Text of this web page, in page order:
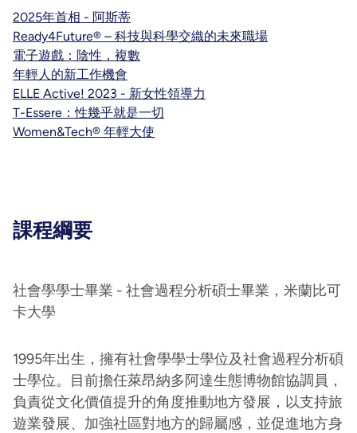
2025年首相 - 阿斯蒂
Ready4Future® – 科技與科學交織的未來職場
電子遊戲：陰性，複數
年輕人的新工作機會
ELLE Active! 2023 - 新女性領導力
T-Essere：性幾乎就是一切
Women&Tech® 年輕大使
課程綱要
社會學學士畢業 - 社會過程分析碩士畢業，米蘭比可
卡大學
1995年出生，擁有社會學學士學位及社會過程分析碩
士學位。目前擔任萊昂納多阿達生態博物館協調員，
負責從文化價值提升的角度推動地方發展，以支持旅
遊業發展、加強社區對地方的歸屬感，並促進地方身